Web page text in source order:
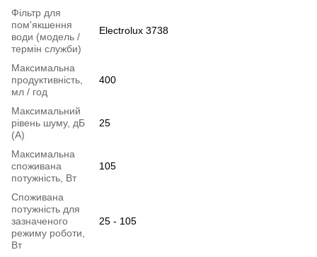
Фільтр для
пом'якшення
води (модель /
термін служби)
Electrolux 3738
Максимальна
продуктивність,
мл / год
400
Максимальний
рівень шуму, дБ
(А)
25
Максимальна
споживана
потужність, Вт
105
Споживана
потужність для
зазначеного
режиму роботи,
Вт
25 - 105